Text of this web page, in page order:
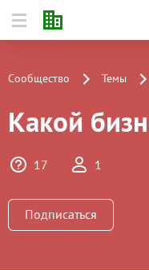
Сообщество Темы
Какой
17 1
Подписаться